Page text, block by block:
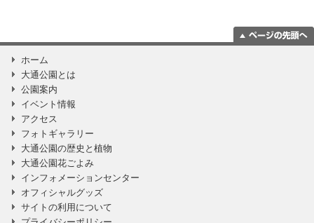
ホーム
大通公園とは
公園案内
イベント情報
アクセス
フォトギャラリー
大通公園の歴史と植物
大通公園花ごよみ
インフォメーションセンター
オフィシャルグッズ
サイトの利用について